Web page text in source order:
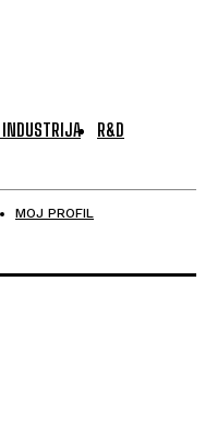
INDUSTRIJA
R&D
MOJ PROFIL